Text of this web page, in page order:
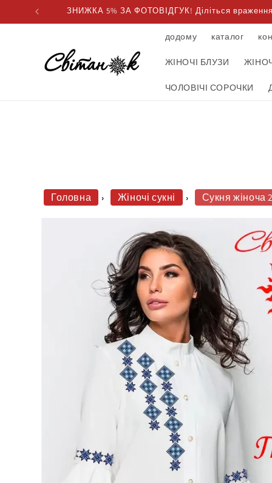
та перейти
до вмісту
ЗНИЖКА 5% ЗА ФОТОВІДГУК! Діліться
додому каталог
ЖІНОЧІ БЛУЗИ
ЧОЛОВІЧІ СОРОЧКИ
Головна Жіночі сукні Сукня жіноча
Перейти